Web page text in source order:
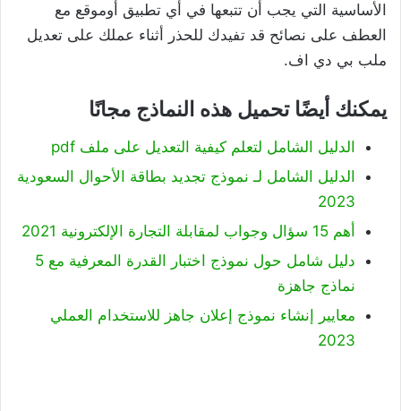
الأساسية التي يجب أن تتبعها في أي تطبيق أوموقع مع
العطف على نصائح قد تفيدك للحذر أثناء عملك على تعديل
ملب بي دي اف.
يمكنك أيضًا تحميل هذه النماذج مجانًا
الدليل الشامل لتعلم كيفية التعديل على ملف pdf
الدليل الشامل لـ نموذج تجديد بطاقة الأحوال السعودية
2023
أهم 15 سؤال وجواب لمقابلة التجارة الإلكترونية 2021
دليل شامل حول نموذج اختبار القدرة المعرفية مع 5
نماذج جاهزة
معايير إنشاء نموذج إعلان جاهز للاستخدام العملي
2023